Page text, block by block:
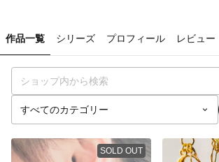
作品一覧 シリーズ プロフィール レビュー
SOLD OUT